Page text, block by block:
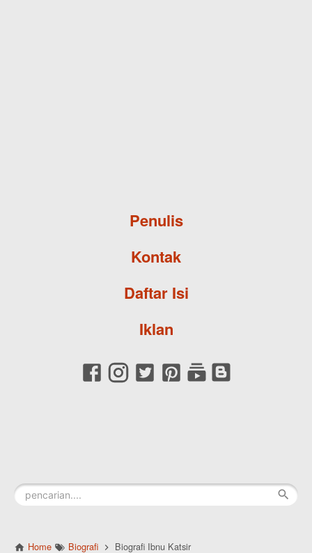
Penulis
Kontak
Daftar Isi
Iklan
Home Biografi Biografi Ibnu Katsir